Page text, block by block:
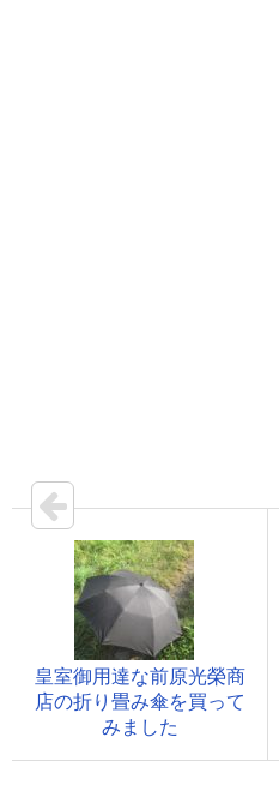
皇室御用達な前原光榮商
店の折り畳み傘を買って
みました